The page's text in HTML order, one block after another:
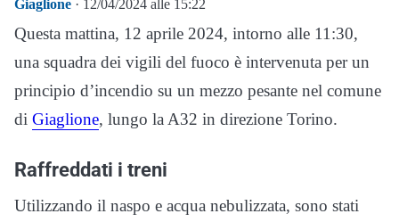
Giaglione · 12/04/2024 alle 15:22
Questa mattina, 12 aprile 2024, intorno alle 11:30,
una squadra dei vigili del fuoco è intervenuta per un
principio d’incendio su un mezzo pesante nel comune
di Giaglione, lungo la A32 in direzione Torino.
Raffreddati i treni
Utilizzando il naspo e acqua nebulizzata, sono stati